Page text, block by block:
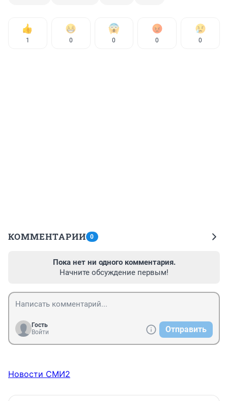
1 0 0 0 0
КОММЕНТАРИИ 0
Пока нет ни одного комментария.
Начните обсуждение первым!
Гость
Войти
Отправить
Новости СМИ2